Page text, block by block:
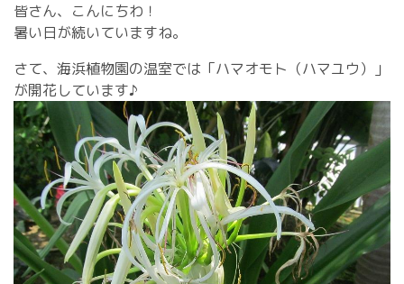
皆さん、こんにちわ！
暑い日が続いていますね。
さて、海浜植物園の温室では「ハマオモト（ハマユウ）」
が開花しています♪